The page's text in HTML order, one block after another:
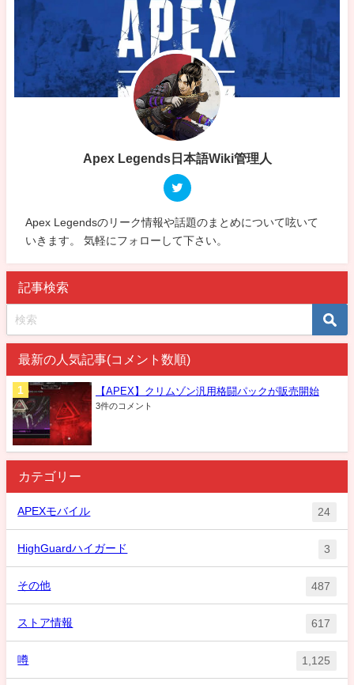
Apex Legends日本語Wiki管理人
Apex Legendsのリーク情報や話題のまとめについて呟いて
いきます。 気軽にフォローして下さい。
記事検索
最新の人気記事(コメント数順)
【APEX】クリムゾン汎用格闘パックが販売開始
3件のコメント
カテゴリー
APEXモバイル 24
HighGuardハイガード 3
その他 487
ストア情報 617
噂 1,125